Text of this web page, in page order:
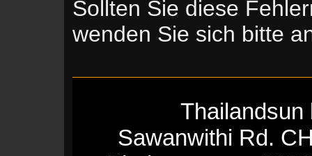
Sollten Sie diese
wenden Sie sich bitte
Thailandsun
Sawanwithi Rd.